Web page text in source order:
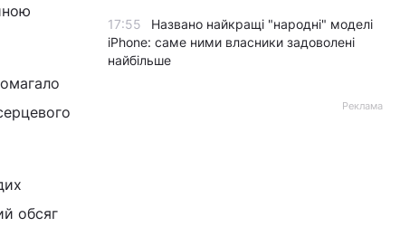
обсяг
17:55
Названо найкращі "народні" моделі
iPhone: саме ними власники задоволені
найбільше
Реклама